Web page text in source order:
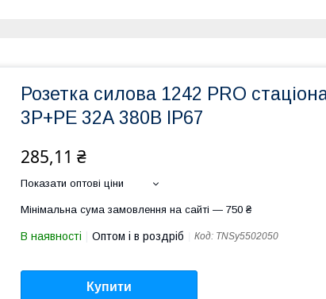
Розетка силова 1242 PRO
3Р+PЕ 32А 380В IP67
285,11 ₴
Показати оптові ціни
Мінімальна сума замовлення на сайті — 750 ₴
В наявності Оптом і в роздріб Код: TNSy5502050
Купити